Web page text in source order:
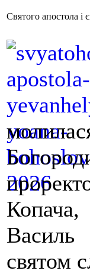
Святого апостола і
Василь
святом